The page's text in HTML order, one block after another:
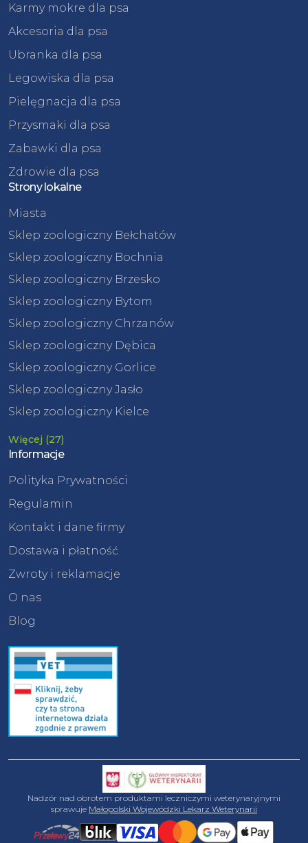
Karmy mokre dla psa
Akcesoria dla psa
Ubranka dla psa
Legowiska dla psa
Pielęgnacja dla psa
Przysmaki dla psa
Zabawki dla psa
Zdrowie dla psa
Strony lokalne
Miasta
Sklep zoologiczny Bełchatów
Sklep zoologiczny Bochnia
Sklep zoologiczny Brzesko
Sklep zoologiczny Bytom
Sklep zoologiczny Chrzanów
Sklep zoologiczny Dębica
Sklep zoologiczny Gorlice
Sklep zoologiczny Jasło
Sklep zoologiczny Kielce
Więcej (27)
Informacje
Polityka Prywatności
Regulamin
Kontakt i dane firmy
Dostawa i płatność
Zwroty i reklamacje
O nas
Blog
Nadzór nad obrotem produktami leczniczymi weterynaryjnymi
sprawuje Małopolski Wojewódzki Lekarz Weterynarii